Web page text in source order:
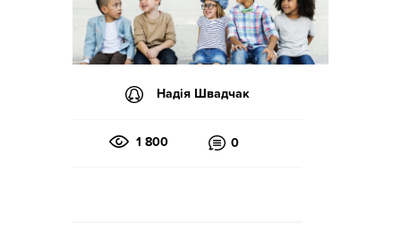
Надія Швадчак
1 800 0